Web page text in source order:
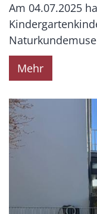
Am 04.07.2025
Mehr